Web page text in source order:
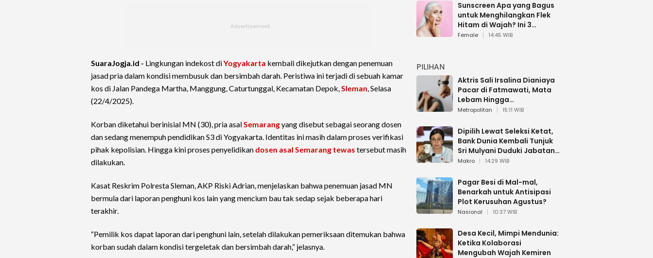
SuaraJogja.id - Lingkungan indekost diYogyakarta kembali dikejutkan dengan penemuan
jasad pria dalam kondisi membusuk dan bersimbah darah. Peristiwa ini terjadi di sebuah kamar
kos di Jalan Pandega Martha, Manggung, Caturtunggal, Kecamatan Depok,Sleman, Selasa
(22/4/2025).
Korban diketahui berinisial MN (30), pria asalSemarangyang disebut sebagai seorang dosen
dan sedang menempuh pendidikan S3 di Yogyakarta. Identitas ini masih dalam proses verifikasi
pihak kepolisian. Hingga kini proses penyelidikan dosen asal Semarang tewas tersebut masih
dilakukan.
Kasat Reskrim Polresta Sleman, AKP Riski Adrian, menjelaskan bahwa penemuan jasad MN
bermula dari laporan penghuni kos lain yang mencium bau tak sedap sejak beberapa hari
terakhir.
“Pemilik kos dapat laporan dari penghuni lain, setelah dilakukan pemeriksaan ditemukan bahwa
korban sudah dalam kondisi tergeletak dan bersimbah darah,” jelasnya.
Sunscreen Apa yang Bagus
untuk Menghilangkan Flek
Hitam di Wajah? Ini 3
Rekomendasi sesuai Review
Female 14:45 WIB
PILIHAN
Aktris Sali Irsalina Dianiaya
Pacar di Fatmawati, Mata
Lebam Hingga
Diselamatkan Polantas
Metropolitan 15:11 WIB
Dipilih Lewat Seleksi Ketat,
Bank Dunia Kembali Tunjuk
Sri Mulyani Duduki Jabatan
Strategis
Makro 14:29 WIB
Pagar Besi di Mal-mal,
Benarkah untuk Antisipasi
Plot Kerusuhan Agustus?
Nasional 10:37 WIB
Desa Kecil, Mimpi Mendunia:
Ketika Kolaborasi
Mengubah Wajah Kemiren